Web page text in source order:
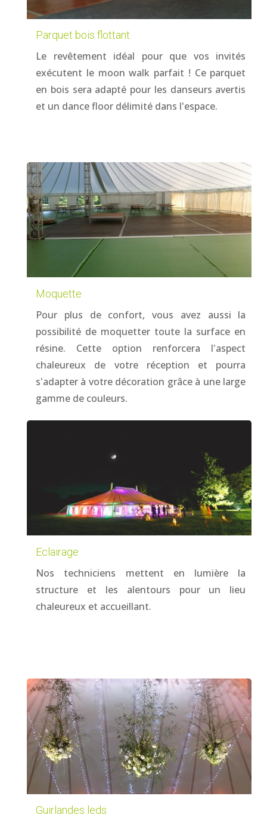
Parquet bois flottant
Le revêtement idéal pour que vos invités
exécutent le moon walk parfait ! Ce parquet
en bois sera adapté pour les danseurs avertis
et un dance floor délimité dans l'espace.
Moquette
Pour plus de confort, vous avez aussi la
possibilité de moquetter toute la surface en
résine. Cette option renforcera l'aspect
chaleureux de votre réception et pourra
s'adapter à votre décoration grâce à une large
gamme de couleurs.
Eclairage
Nos techniciens mettent en lumière la
structure et les alentours pour un lieu
chaleureux et accueillant.
Guirlandes leds